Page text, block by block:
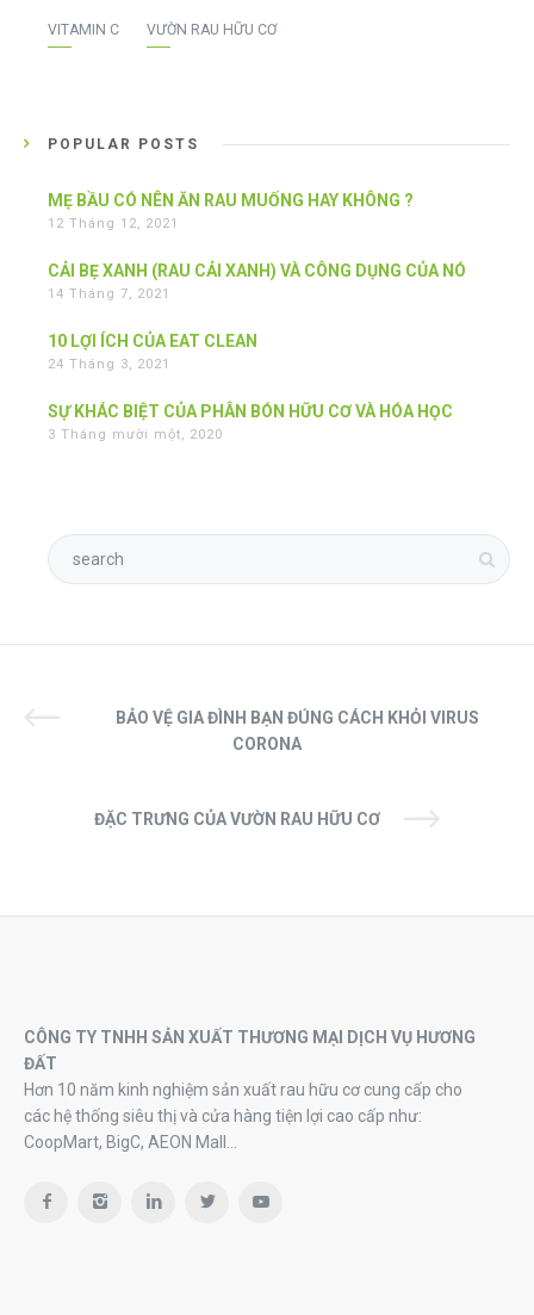
VITAMIN C VƯỜN RAU HỮU CƠ
POPULAR POSTS
MẸ BẦU CÓ NÊN ĂN RAU MUỐNG HAY KHÔNG ?
12 Tháng 12, 2021
CẢI BẸ XANH (RAU CẢI XANH) VÀ CÔNG DỤNG CỦA NÓ
14 Tháng 7, 2021
10 LỢI ÍCH CỦA EAT CLEAN
24 Tháng 3, 2021
SỰ KHÁC BIỆT CỦA PHÂN BÓN HỮU CƠ VÀ HÓA HỌC
3 Tháng mười một, 2020
BẢO VỆ GIA ĐÌNH BẠN ĐÚNG CÁCH KHỎI VIRUS
CORONA
ĐẶC TRƯNG CỦA VƯỜN RAU HỮU CƠ
CÔNG TY TNHH SẢN XUẤT THƯƠNG MẠI DỊCH VỤ HƯƠNG
ĐẤT
Hơn 10 năm kinh nghiệm sản xuất rau hữu cơ cung cấp cho
các hệ thống siêu thị và cửa hàng tiện lợi cao cấp như:
CoopMart, BigC, AEON Mall…